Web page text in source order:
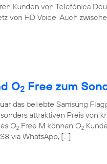
Kunden von Telefónica
von HD Voice. Auch
O2 Free zum
das beliebte Samsung
attraktiven Preis von
O2 Free M können O2
via WhatsApp, […]